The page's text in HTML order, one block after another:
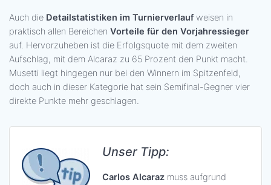
Auch die Detailstatistiken im Turnierverlaufweisen in
praktisch allen Bereichen Vorteile für den Vorjahressieger
auf. Hervorzuheben ist die Erfolgsquote mit dem zweiten
Aufschlag, mit dem Alcaraz zu 65 Prozent den Punkt macht.
Musetti liegt hingegen nur bei den Winnern im Spitzenfeld,
doch auch in dieser Kategorie hat sein Semifinal-Gegner vier
direkte Punkte mehr geschlagen.
Unser Tipp:
Carlos Alcaraz muss aufgrund